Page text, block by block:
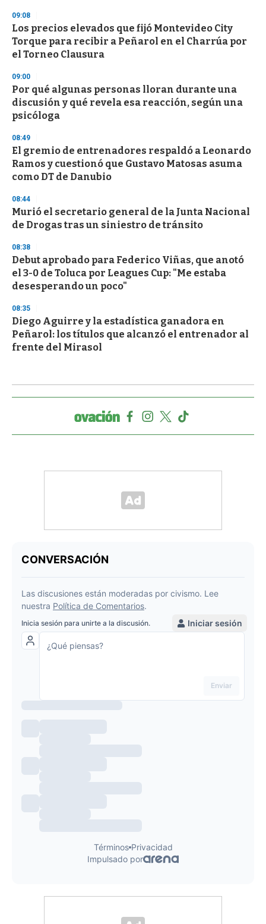
09:08
Los precios elevados que fijó Montevideo City
Torque para recibir a Peñarol en el Charrúa por
el Torneo Clausura
09:00
Por qué algunas personas lloran durante una
discusión y qué revela esa reacción, según una
psicóloga
08:49
El gremio de entrenadores respaldó a Leonardo
Ramos y cuestionó que Gustavo Matosas asuma
como DT de Danubio
08:44
Murió el secretario general de la Junta Nacional
de Drogas tras un siniestro de tránsito
08:38
Debut aprobado para Federico Viñas, que anotó
el 3-0 de Toluca por Leagues Cup: "Me estaba
desesperando un poco"
08:35
Diego Aguirre y la estadística ganadora en
Peñarol: los títulos que alcanzó el entrenador al
frente del Mirasol